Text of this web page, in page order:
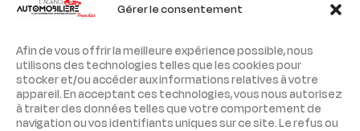
Gérer le consentement
Afin de vous offrir la meilleure expérience possible, nous
utilisons des technologies telles que les cookies pour
stocker et/ou accéder aux informations relatives à votre
appareil. En acceptant ces technologies, vous nous autorisez
à traiter des données telles que votre comportement de
navigation ou vos identifiants uniques sur ce site. Le refus ou
PAGES LÉGALES
MENTIONS LÉGALES
POLITIQUE DE CONFIDENTIALITÉ
PLAN DE SITE